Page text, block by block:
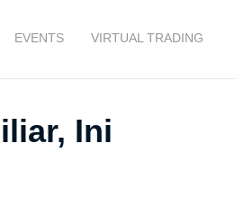
EVENTS VIRTUAL TRADING
Ini